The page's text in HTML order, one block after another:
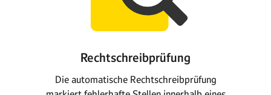
Rechtschreibprüfung
Die automatische Rechtschreibprüfung